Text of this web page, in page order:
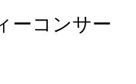
ーコンサー